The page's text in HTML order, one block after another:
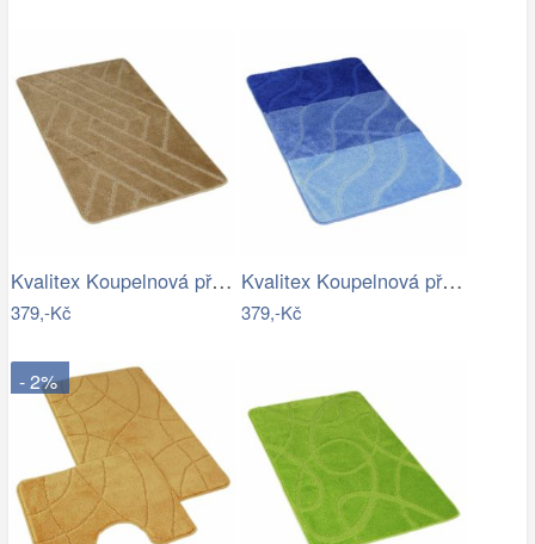
Kvalitex Koupelnová předložka Parkety…
379,-Kč
Kvalitex Koupelnová předložka Vlny…
379,-Kč
- 2%